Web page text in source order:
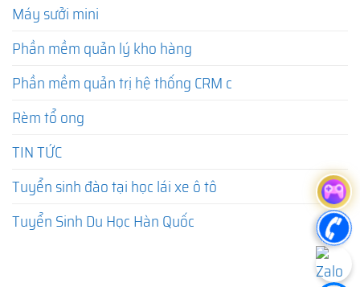
Máy sưởi mini
Phần mềm quản lý kho hàng
Phần mềm quản trị hệ thống CRM c
Rèm tổ ong
TIN TỨC
Tuyển sinh đào tại học lái xe ô tô
Tuyển Sinh Du Học Hàn Quốc